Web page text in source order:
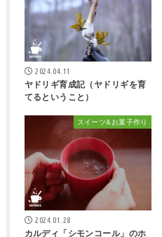
2024.04.11
ヤドリギ育成記（ヤドリギを育
てるということ）
スイーツ&お菓子作り
2024.01.28
カルディ「シモンコール」のホ